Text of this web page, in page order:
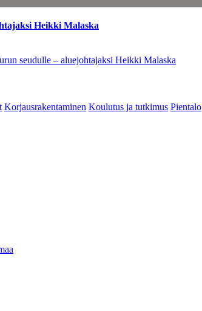
Heikki Malaska
seudulle – aluejohtajaksi Heikki Malaska
Korjausrakentaminen Koulutus ja tutkimus Pientalo